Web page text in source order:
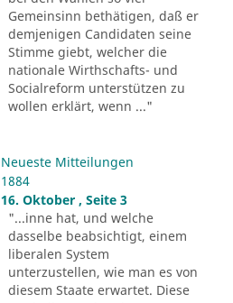
Gemeinsinn bethätigen, daß er
demjenigen Candidaten seine
Stimme giebt, welcher die
nationale Wirthschafts- und
Socialreform unterstützen zu
wollen erklärt, wenn ..."
Neueste Mitteilungen
1884
16. Oktober , Seite 3
"...inne hat, und welche
dasselbe beabsichtigt, einem
liberalen System
unterzustellen, wie man es von
diesem Staate erwartet. Diese